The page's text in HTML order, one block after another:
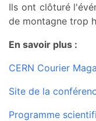
Ils ont clôturé
de montagne trop
En savoir plus :
CERN Courier
Site de la
Programme